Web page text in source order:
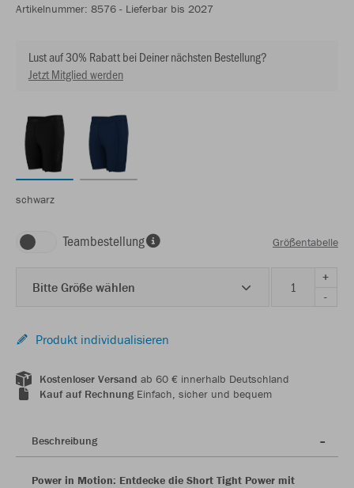
Artikelnummer: 8576 - Lieferbar bis 2027
Lust auf 30% Rabatt bei Deiner nächsten Bestellung?
Jetzt Mitglied werden
schwarz
Teambestellung Größentabelle
Bitte Größe wählen
+
-
Produkt individualisieren
Kostenloser Versand ab 60 € innerhalb Deutschland
Kauf auf RechnungEinfach, sicher und bequem
Beschreibung
Power in Motion: Entdecke die Short Tight Power mit